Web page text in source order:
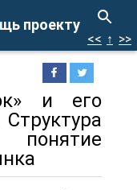
проекту
<< ↑ >>
и его